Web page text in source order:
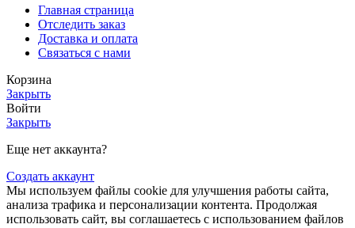
Главная страница
Отследить заказ
Доставка и оплата
Связаться с нами
Корзина
Закрыть
Войти
Закрыть
Еще нет аккаунта?
Создать аккаунт
Мы используем файлы cookie для улучшения работы сайта,
анализа трафика и персонализации контента. Продолжая
использовать сайт, вы соглашаетесь с использованием файлов